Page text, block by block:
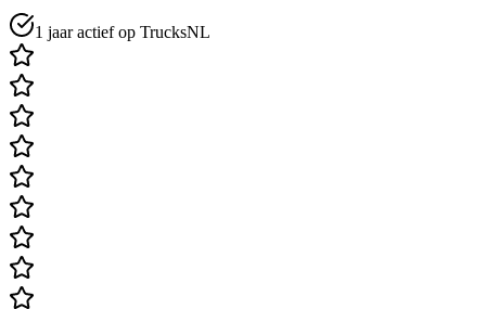
1 jaar actief op TrucksNL